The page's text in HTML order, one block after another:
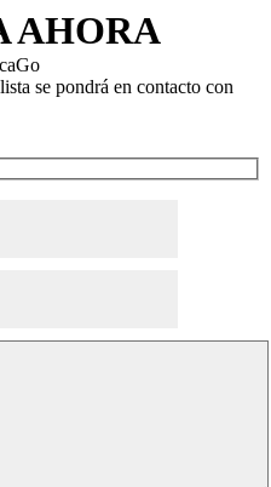
AHORA
se pondrá en contacto con